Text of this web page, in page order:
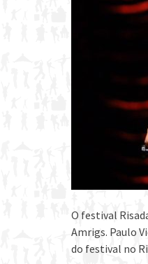
O festival
Amrigs. Paulo
do festival no